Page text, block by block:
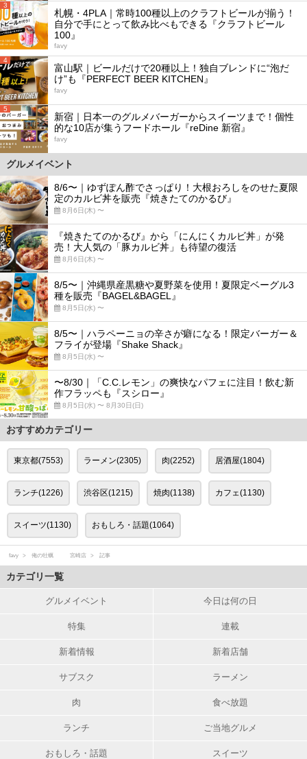
3
札幌・4PLA｜常時100種以上のクラフトビールが揃う！
自分で手にとって飲み比べもできる『クラフトビール
100』
favy
4
富山駅｜ビールだけで20種以上！独自ブレンドに“泡だ
け”も『PERFECT BEER KITCHEN』
favy
5
新宿｜日本一のグルメバーガーからスイーツまで！個性
的な10店が集うフードホール『reDine 新宿』
favy
グルメイベント
8/6〜｜ゆずぽん酢でさっぱり！大根おろしをのせた夏限
定のカルビ丼を販売『焼きたてのかるび』
8月6日(木) 〜
『焼きたてのかるび』から「にんにくカルビ丼」が発
売！大人気の「豚カルビ丼」も待望の復活
8月6日(木) 〜
8/5〜｜沖縄県産黒糖や夏野菜を使用！夏限定ベーグル3
種を販売『BAGEL&BAGEL』
8月5日(水) 〜
8/5〜｜ハラペーニョの辛さが癖になる！限定バーガー＆
フライが登場『Shake Shack』
8月5日(水) 〜
〜8/30｜「C.C.レモン」の爽快なパフェに注目！飲む新
作フラッペも『スシロー』
8月5日(水) 〜 8月30日(日)
おすすめカテゴリー
東京都(7553) ラーメン(2305) 肉(2252) 居酒屋(1804)
ランチ(1226) 渋谷区(1215) 焼肉(1138) カフェ(1130)
スイーツ(1130) おもしろ・話題(1064)
favy 俺の牡蠣 宮崎店 記事
カテゴリ一覧
グルメイベント 今日は何の日
特集 連載
新着情報 新着店舗
サブスク ラーメン
肉 食べ放題
ランチ ご当地グルメ
おもしろ・話題 スイーツ